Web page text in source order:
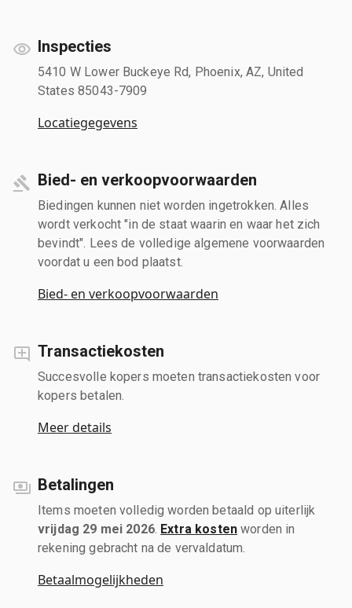
Inspecties
5410 W Lower Buckeye Rd, Phoenix, AZ, United
States 85043-7909
Locatiegegevens
Bied- en verkoopvoorwaarden
Biedingen kunnen niet worden ingetrokken. Alles
wordt verkocht "in de staat waarin en waar het zich
bevindt". Lees de volledige algemene voorwaarden
voordat u een bod plaatst.
Bied- en verkoopvoorwaarden
Transactiekosten
Succesvolle kopers moeten transactiekosten voor
kopers betalen.
Meer details
Betalingen
Items moeten volledig worden betaald op uiterlijk
vrijdag 29 mei 2026. Extra kostenworden in
rekening gebracht na de vervaldatum.
Betaalmogelijkheden